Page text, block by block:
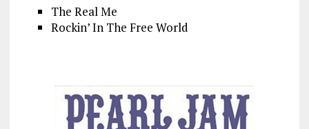
The Real Me
Rockin’ In The Free World